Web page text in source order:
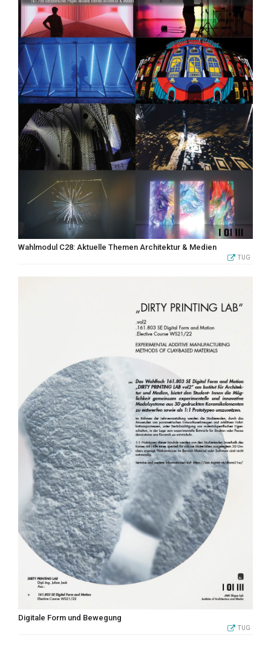
Wahlmodul C28: Aktuelle Themen Architektur & Medien
TUG
Digitale Form und Bewegung
TUG